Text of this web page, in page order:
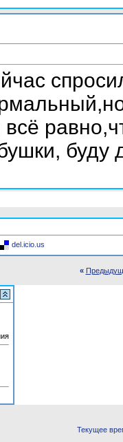
буду
del.icio.us
«
Текущее